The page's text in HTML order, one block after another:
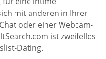
mit anderen in Ihrer
oder einer Webcam-
ist zweifellos
Dating.